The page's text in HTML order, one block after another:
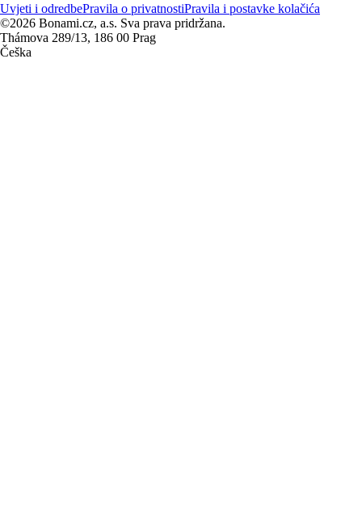
Uvjeti i odredbePravila o privatnostiPravila i postavke kolačića
©2026 Bonami.cz, a.s. Sva prava pridržana.
Thámova 289/13, 186 00 Prag
Češka